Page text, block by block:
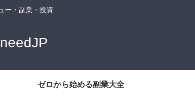
ー・副業・投資
ゼロから始める副業大全